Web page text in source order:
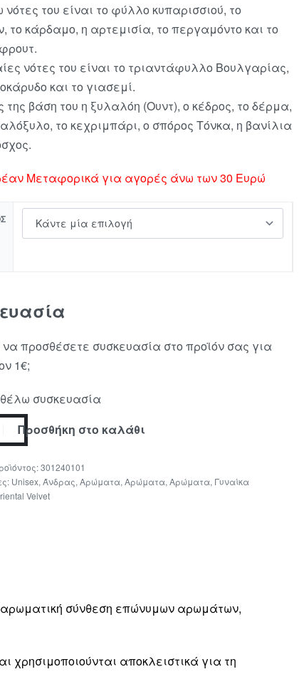
του είναι το φύλλο κυπαρισσιού, το
το κάρδαμο, η αρτεμισία, το περγαμόντο και το
νότες του είναι το τριαντάφυλλο Βουλγαρίας,
και το γιασεμί.
της βάση του η ξυλαλόη (Ουντ), ο κέδρος, το δέρμα,
το κεχριμπάρι, ο σπόρος Τόνκα, η βανίλια
Μεταφορικά για αγορές άνω των 30 Ευρώ
προσθέσετε συσκευασία στο προϊόν σας για
1€;
συσκευασία
Προσθήκη στο καλάθι
301240101
Unisex, Άνδρας, Αρώματα, Αρώματα, Αρώματα, Γυναίκα
Velvet
αρωματική σύνθεση επώνυμων αρωμάτων,
χρησιμοποιούνται αποκλειστικά για τη